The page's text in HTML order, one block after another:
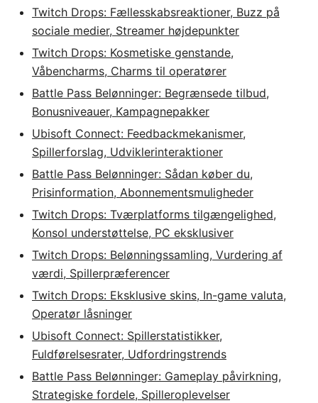
Twitch Drops: Fællesskabsreaktioner, Buzz på
sociale medier, Streamer højdepunkter
Twitch Drops: Kosmetiske genstande,
Våbencharms, Charms til operatører
Battle Pass Belønninger: Begrænsede tilbud,
Bonusniveauer, Kampagnepakker
Ubisoft Connect: Feedbackmekanismer,
Spillerforslag, Udviklerinteraktioner
Battle Pass Belønninger: Sådan køber du,
Prisinformation, Abonnementsmuligheder
Twitch Drops: Tværplatforms tilgængelighed,
Konsol understøttelse, PC eksklusiver
Twitch Drops: Belønningssamling, Vurdering af
værdi, Spillerpræferencer
Twitch Drops: Eksklusive skins, In-game valuta,
Operatør låsninger
Ubisoft Connect: Spillerstatistikker,
Fuldførelsesrater, Udfordringstrends
Battle Pass Belønninger: Gameplay påvirkning,
Strategiske fordele, Spilleroplevelser